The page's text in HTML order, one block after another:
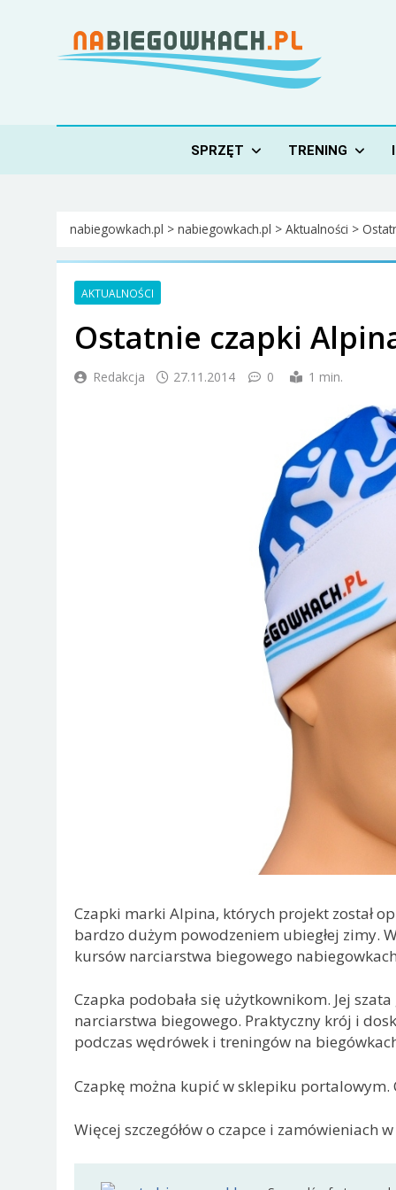
Nabiegowkach.pl
SPRZĘT TRENING
nabiegowkach.pl > nabiegowkach.pl > Aktualności >
AKTUALNOŚCI
Ostatnie czapki
Redakcja 27.11.2014 0 1 min.
Czapki marki Alpina, których projekt został
bardzo dużym powodzeniem ubiegłej zimy.
kursów narciarstwa biegowego
Czapka podobała się użytkownikom. Jej
narciarstwa biegowego. Praktyczny krój i
podczas wędrówek i treningów na
Czapkę można kupić w sklepiku portalowym.
Więcej szczegółów o czapce i zamówieniach w